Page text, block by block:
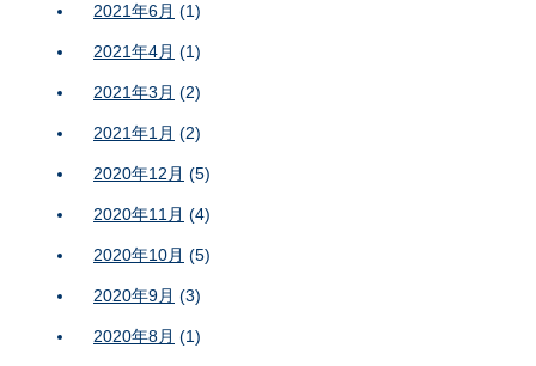
2021年6月 (1)
2021年4月 (1)
2021年3月 (2)
2021年1月 (2)
2020年12月 (5)
2020年11月 (4)
2020年10月 (5)
2020年9月 (3)
2020年8月 (1)